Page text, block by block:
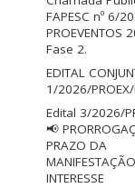
FAPESC nº 6/
PROEVENTOS
Fase 2.
EDITAL
1/2026/PROEX/
Edital 3/2026/
📢
PRAZO DA
INTERESSE